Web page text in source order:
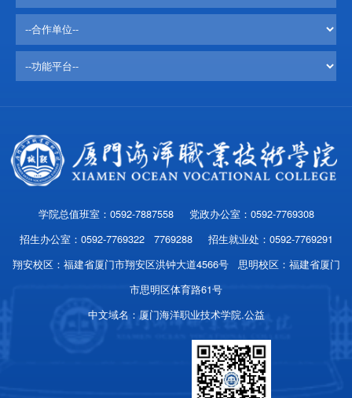
学院总值班室：0592-7887558 党政办公室：0592-7769308
招生办公室：0592-7769322 7769288 招生就业处：0592-7769291
翔安校区：福建省厦门市翔安区洪钟大道4566号 思明校区：福建省厦门
市思明区体育路61号
中文域名：厦门海洋职业技术学院.公益